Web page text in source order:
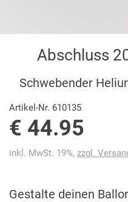
Abschluss
Schwebender
Artikel-Nr. 610135
€ 44.95
inkl. MwSt. 19%, zzgl.
Gestalte deinen